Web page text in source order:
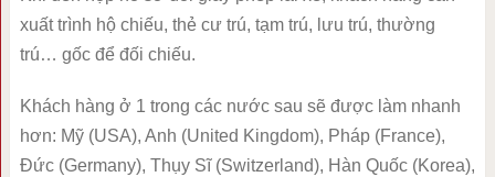
xuất trình hộ chiếu, thẻ cư trú, tạm trú, lưu trú, thường
trú… gốc để đối chiếu.
Khách hàng ở 1 trong các nước sau sẽ được làm nhanh
hơn: Mỹ (USA), Anh (United Kingdom), Pháp (France),
Đức (Germany), Thụy Sĩ (Switzerland), Hàn Quốc (Korea),